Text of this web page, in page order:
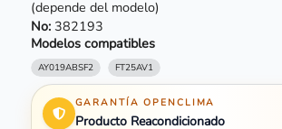
(depende del modelo)
No: 382193
Modelos compatibles
AY019ABSF2 FT25AV1
GARANTÍA OPENCLIMA
Producto Reacondicionado